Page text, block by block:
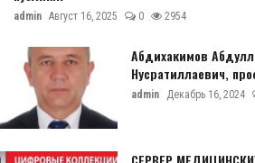
admin Август 16, 2025 0 2954
Абдихакимов
Нусратиллаевич,
admin Декабрь 16, 2024